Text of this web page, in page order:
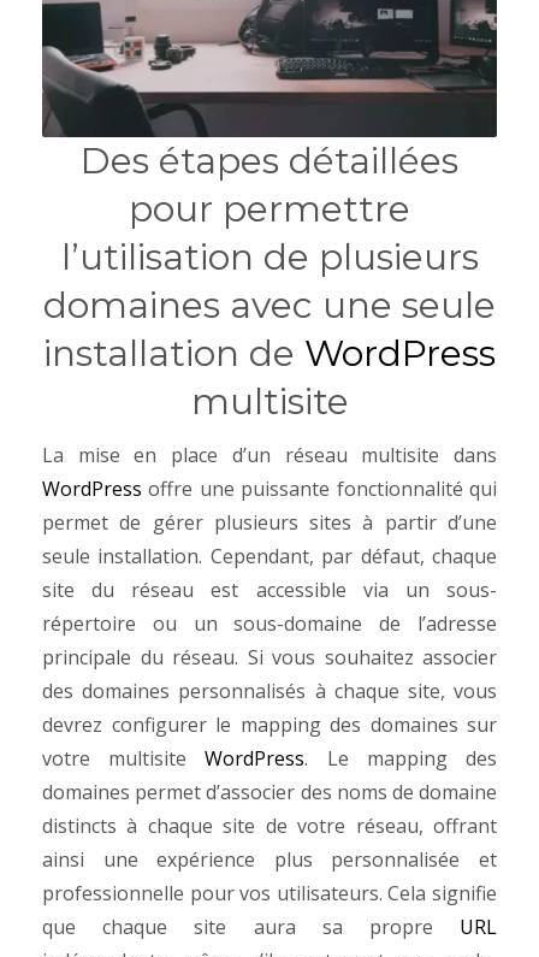
Des étapes détaillées
pour permettre
l’utilisation de plusieurs
domaines avec une seule
installation de WordPress
multisite
La mise en place d’un réseau multisite dans
WordPressoffre une puissante fonctionnalité qui
permet de gérer plusieurs sites à partir d’une
seule installation. Cependant, par défaut, chaque
site du réseau est accessible via un sous-
répertoire ou un sous-domaine de l’adresse
principale du réseau. Si vous souhaitez associer
des domaines personnalisés à chaque site, vous
devrez configurer le mapping des domaines sur
votre multisiteWordPress. Le mapping des
domaines permet d’associer des noms de domaine
distincts à chaque site de votre réseau, offrant
ainsi une expérience plus personnalisée et
professionnelle pour vos utilisateurs. Cela signifie
que chaque site aura sa propre URL